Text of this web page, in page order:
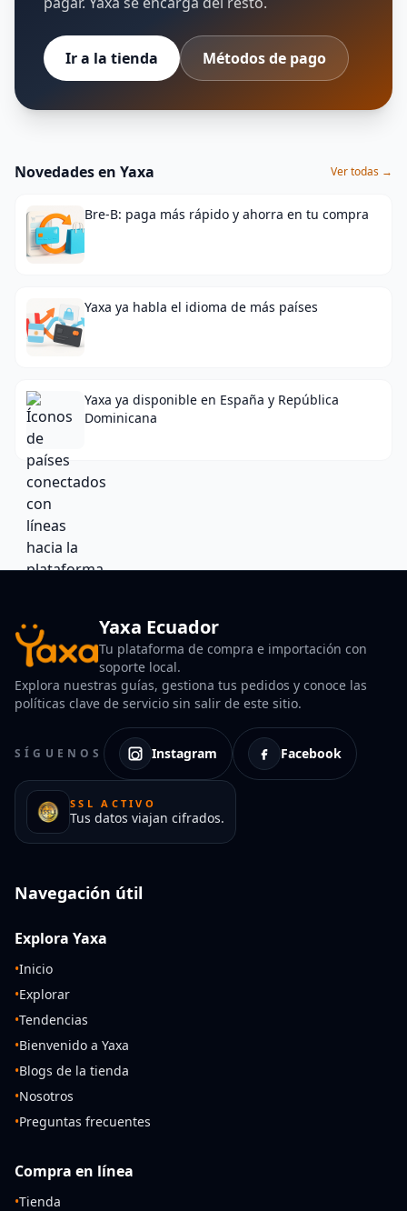
Ir a la tienda Métodos de pago
Novedades en Yaxa Ver todas →
Bre-B: paga más rápido y ahorra en tu compra
Yaxa ya habla el idioma de más países
Yaxa ya disponible en España y República
Dominicana
Yaxa Ecuador
Tu plataforma de compra e importación con
soporte local.
Explora nuestras guías, gestiona tus pedidos y conoce las
políticas clave de servicio sin salir de este sitio.
SÍGUENOS Instagram Facebook
SSL ACTIVO
Tus datos viajan cifrados.
Navegación útil
Explora Yaxa
•Inicio
•Explorar
•Tendencias
•Bienvenido a Yaxa
•Blogs de la tienda
•Nosotros
•Preguntas frecuentes
Compra en línea
•Tienda